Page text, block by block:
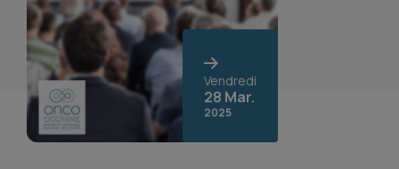
Vendredi
28 Mar.
2025